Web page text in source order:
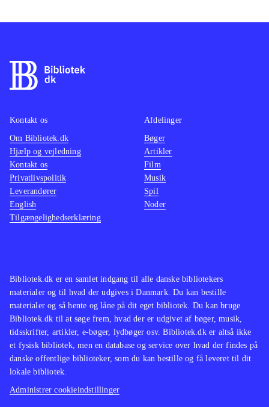
Bibliotek.dk er en samlet indgang til alle danske bibliotekers
materialer og til hvad der udgives i Danmark. Du kan bestille
materialer og så hente og låne på dit eget bibliotek. Du kan bruge
Bibliotek.dk til at søge frem, hvad der er udgivet af bøger, musik,
tidsskrifter, artikler, e-bøger, lydbøger osv. Bibliotek.dk er altså ikke
et fysisk bibliotek, men en database og service over hvad der findes på
danske offentlige biblioteker, som du kan bestille og få leveret til dit
lokale bibliotek.
Administrer cookieindstillinger
Kontakt os
Om Bibliotek.dk
Hjælp og vejledning
Kontakt os
Privatlivspolitik
Leverandører
English
Tilgængelighedserklæring
Afdelinger
Bøger
Artikler
Film
Musik
Spil
Noder